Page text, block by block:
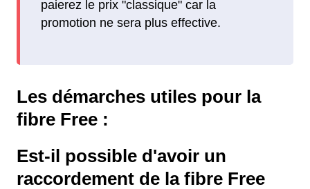
paierez le prix "classique" car la
promotion ne sera plus effective.
Les démarches utiles pour la
fibre Free :
Est-il possible d'avoir un
raccordement de la fibre Free